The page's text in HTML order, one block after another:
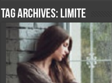
Tag Archives: limite